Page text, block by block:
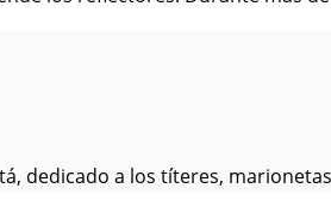
dedicado a los títeres,